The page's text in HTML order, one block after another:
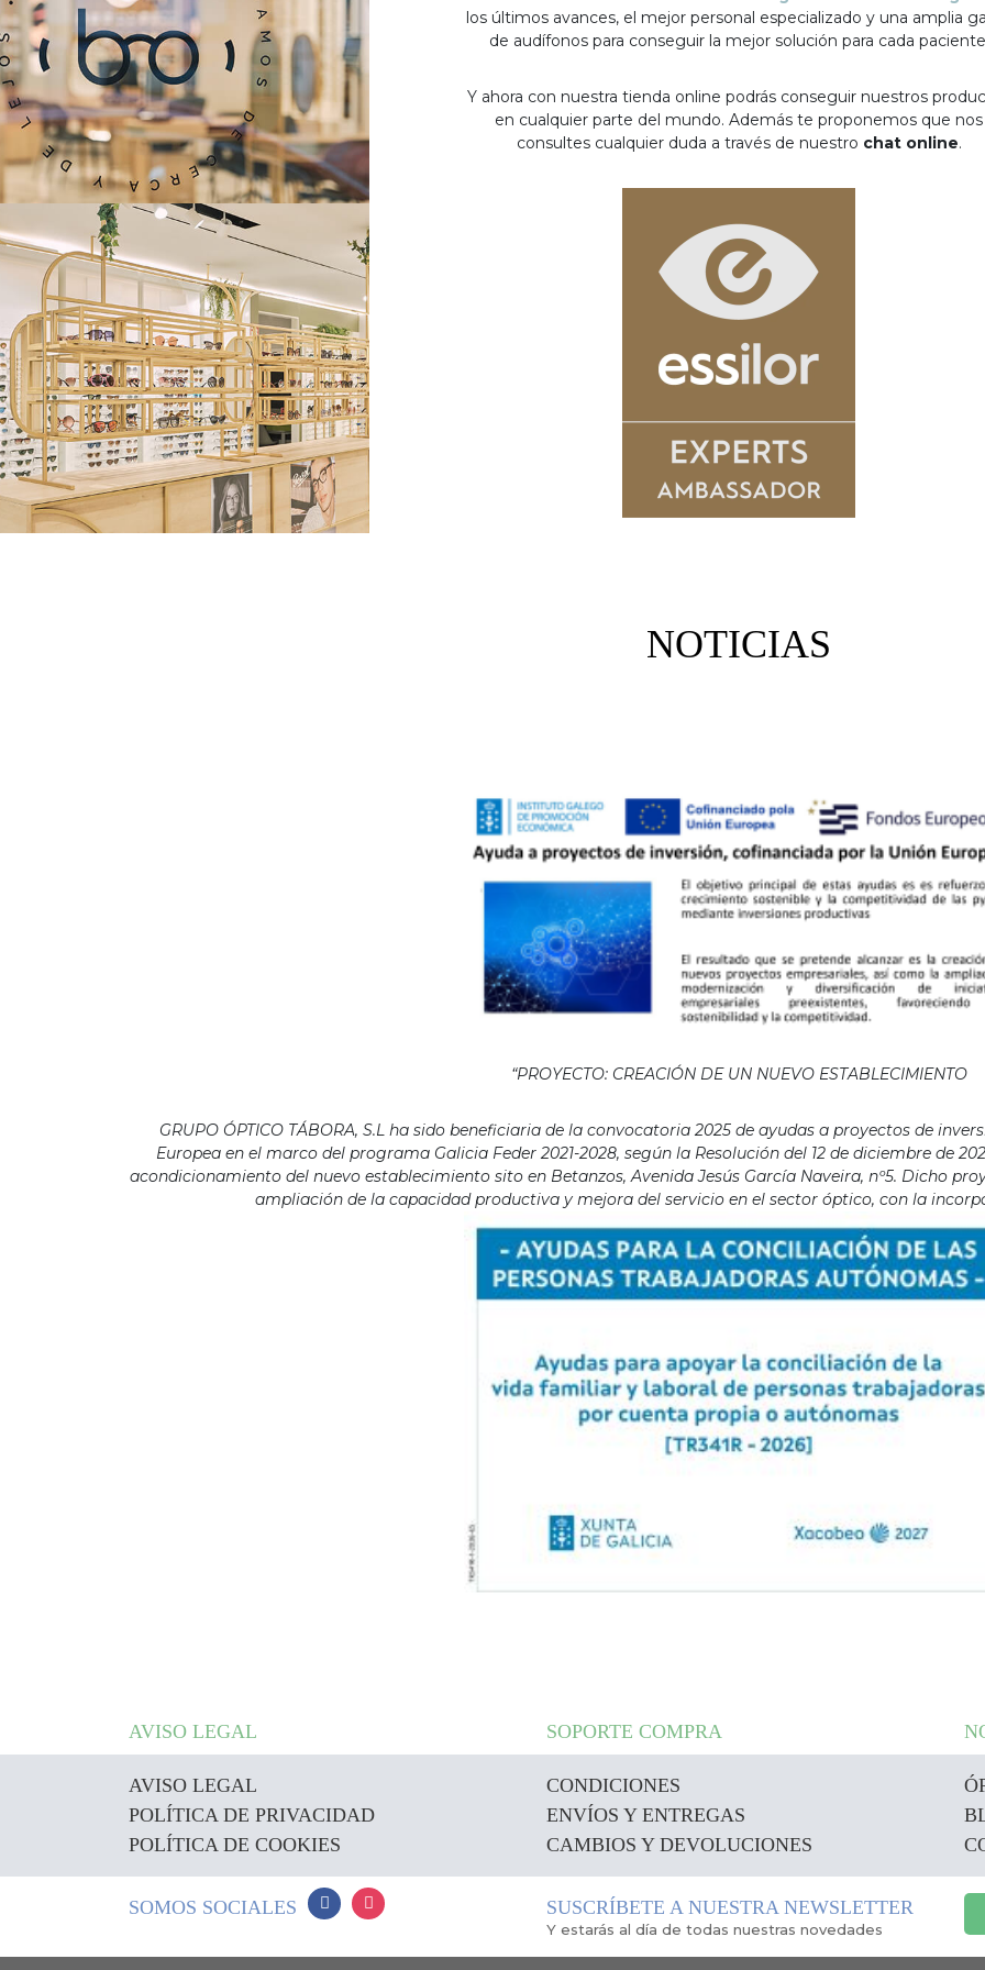
los últimos avances, el mejor personal especializado y una amplia
de audífonos para conseguir la mejor solución para cada
Y ahora con nuestra tienda online podrás conseguir nuestros
en cualquier parte del mundo. Además te proponemos que nos
consultes cualquier duda a través de nuestro chat online.
NOTICIAS
“PROYECTO: CREACIÓN DE UN NUEVO ESTABLECIMIENTO
GRUPO ÓPTICO TÁBORA, S.L ha sido beneficiaria de la convocatoria 2025 de ayudas a proyectos de
Europea en el marco del programa Galicia Feder 2021-2028, según la Resolución del 12 de diciembre de
acondicionamiento del nuevo establecimiento sito en Betanzos, Avenida Jesús García Naveira, nº5. Dicho
ampliación de la capacidad productiva y mejora del servicio en el sector óptico, con la
AVISO LEGAL SOPORTE COMPRA
AVISO LEGAL
POLÍTICA DE PRIVACIDAD
POLÍTICA DE COOKIES
CONDICIONES
ENVÍOS Y ENTREGAS
CAMBIOS Y DEVOLUCIONES
SOMOS SOCIALES SUSCRÍBETE A NUESTRA NEWSLETTER
Y estarás al día de todas nuestras novedades